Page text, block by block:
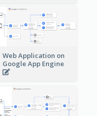
Web Application on
Google App Engine